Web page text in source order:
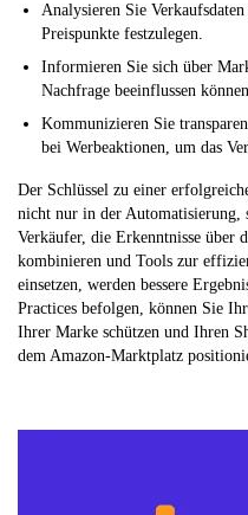
Analysieren Sie
Preispunkte festzulegen.
Informieren Sie sich über
Nachfrage beeinflussen
Kommunizieren Sie
bei Werbeaktionen, um das
Der Schlüssel zu einer
nicht nur in der Automatisierung,
Verkäufer, die Erkenntnisse über
kombinieren und Tools zur
einsetzen, werden bessere
Practices befolgen, können Sie
Ihrer Marke schützen und Ihren
dem Amazon-Marktplatz